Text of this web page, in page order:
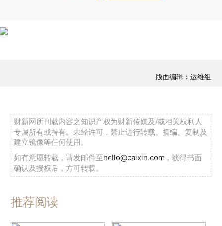
版面编辑：运维组
财新网所刊载内容之知识产权为财新传媒及/或相关权利人
专属所有或持有。未经许可，禁止进行转载、摘编、复制及
建立镜像等任何使用。
如有意愿转载，请发邮件至hello@caixin.com ，获得书面
确认及授权后，方可转载。
推荐阅读